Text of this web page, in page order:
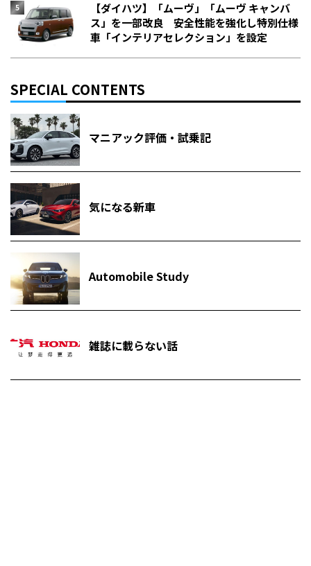
【ダイハツ】「ムーヴ」「ムーヴ キャンバ
ス」を一部改良 安全性能を強化し特別仕様
車「インテリアセレクション」を設定
SPECIAL CONTENTS
マニアック評価・試乗記
気になる新車
Automobile Study
雑誌に載らない話